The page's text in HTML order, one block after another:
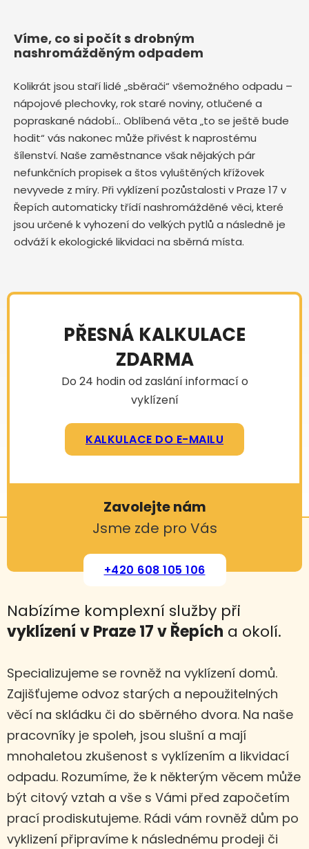
Víme, co si počít s drobným
nashromážděným odpadem
Kolikrát jsou staří lidé „sběrači“ všemožného odpadu –
nápojové plechovky, rok staré noviny, otlučené a
popraskané nádobí… Oblíbená věta „to se ještě bude
hodit“ vás nakonec může přivést k naprostému
šílenství. Naše zaměstnance však nějakých pár
nefunkčních propisek a štos vyluštěných křížovek
nevyvede z míry. Při vyklízení pozůstalosti v Praze 17 v
Řepích automaticky třídí nashromážděné věci, které
jsou určené k vyhození do velkých pytlů a následně je
odváží k ekologické likvidaci na sběrná místa.
PŘESNÁ KALKULACE
ZDARMA
Do 24 hodin od zaslání informací o
vyklízení
KALKULACE DO E-MAILU
Zavolejte nám
Jsme zde pro Vás
+420 608 105 106
Nabízíme komplexní služby při
vyklízení v Praze 17 v Řepích a okolí.
Specializujeme se rovněž na vyklízení domů.
Zajišťujeme odvoz starých a nepoužitelných
věcí na skládku či do sběrného dvora. Na naše
pracovníky je spoleh, jsou slušní a mají
mnohaletou zkušenost s vyklízením a likvidací
odpadu. Rozumíme, že k některým věcem může
být citový vztah a vše s Vámi před započetím
prací prodiskutujeme. Rádi vám rovněž dům po
vyklizení připravíme k následnému prodeji či